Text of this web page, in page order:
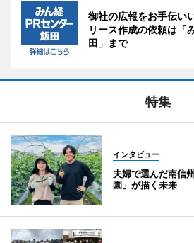
御社の広報をお手伝い
リース作成の依頼は「
田」まで
特集
インタビュー
夫婦で選んだ南信
園」が描く未来